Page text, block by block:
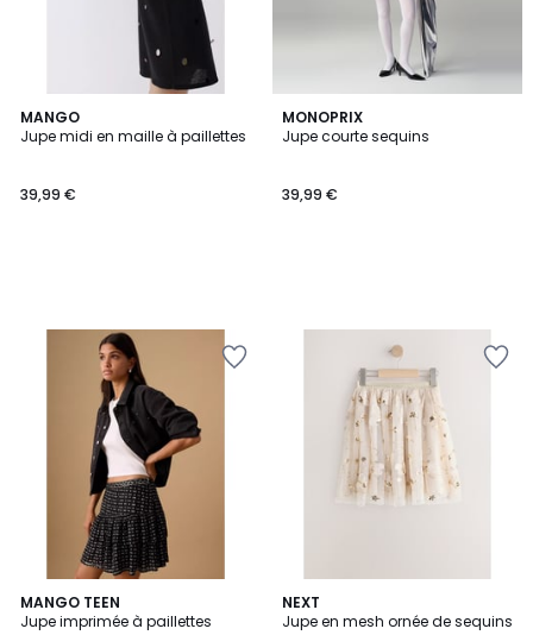
MANGO
Jupe midi en maille à paillettes
39,99 €
MONOPRIX
Jupe courte sequins
39,99 €
MANGO TEEN
Jupe imprimée à paillettes
NEXT
Jupe en mesh ornée de sequins